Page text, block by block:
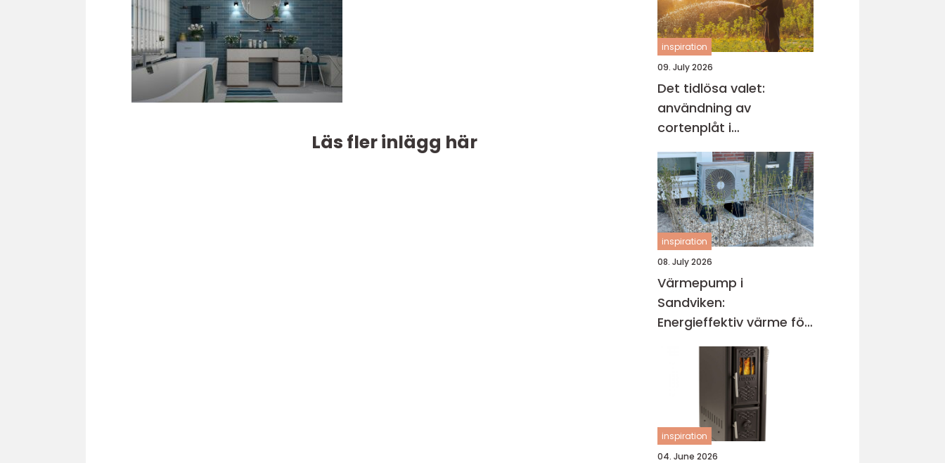
Läs fler inlägg här
inspiration
09. July 2026
Det tidlösa valet:
användning av
cortenplåt i
trädgårdsdesign
inspiration
08. July 2026
Värmepump i
Sandviken:
Energieffektiv värme för
villa och fastighet
inspiration
04. June 2026